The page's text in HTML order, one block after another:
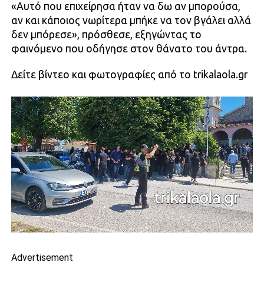
«Αυτό που επιχείρησα ήταν να δω αν μπορούσα,
αν και κάποιος νωρίτερα μπήκε να τον βγάλει αλλά
δεν μπόρεσε», πρόσθεσε, εξηγώντας το
φαινόμενο που οδήγησε στον θάνατο του άντρα.
Δείτε βίντεο και φωτογραφίες από το trikalaola.gr
Advertisement